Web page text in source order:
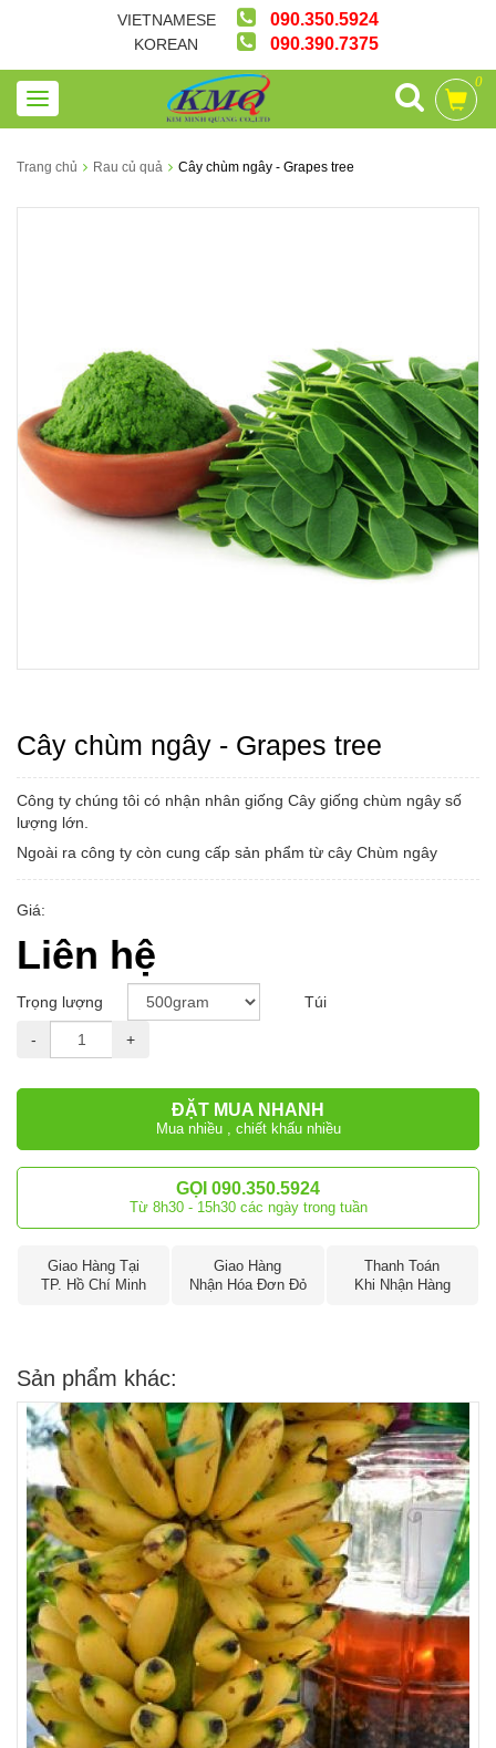
VIETNAMESE 090.350.5924
KOREAN 090.390.7375
0
Trang chủ Rau củ quả Cây chùm ngây - Grapes tree
Cây chùm ngây - Grapes tree
Công ty chúng tôi có nhận nhân giống Cây giống chùm ngây số
lượng lớn.
Ngoài ra công ty còn cung cấp sản phẩm từ cây Chùm ngây
Giá:
Liên hệ
Trọng lượng Túi
- +
ĐẶT MUA NHANH
Mua nhiều , chiết khấu nhiều
GỌI 090.350.5924
Từ 8h30 - 15h30 các ngày trong tuần
Giao Hàng Tại
TP. Hồ Chí Minh
Giao Hàng
Nhận Hóa Đơn Đỏ
Thanh Toán
Khi Nhận Hàng
Sản phẩm khác: